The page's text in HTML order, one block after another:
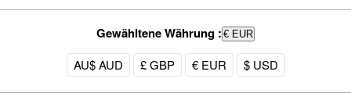
Gewähltene Währung : € EUR
AU$ AUD £ GBP € EUR $ USD